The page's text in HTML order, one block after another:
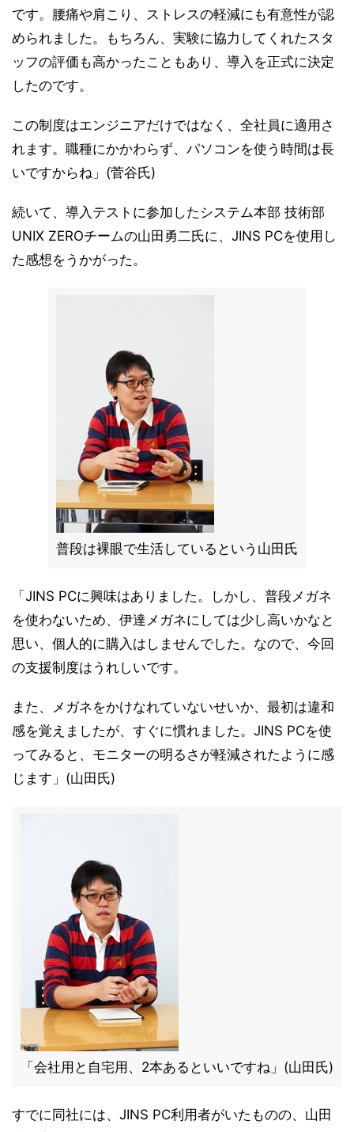
です。腰痛や肩こり、ストレスの軽減にも有意性が認
められました。もちろん、実験に協力してくれたスタ
ッフの評価も高かったこともあり、導入を正式に決定
したのです。
この制度はエンジニアだけではなく、全社員に適用さ
れます。職種にかかわらず、パソコンを使う時間は長
いですからね」(菅谷氏)
続いて、導入テストに参加したシステム本部 技術部
UNIX ZEROチームの山田勇二氏に、JINS PCを使用し
た感想をうかがった。
普段は裸眼で生活しているという山田氏
「JINS PCに興味はありました。しかし、普段メガネ
を使わないため、伊達メガネにしては少し高いかなと
思い、個人的に購入はしませんでした。なので、今回
の支援制度はうれしいです。
また、メガネをかけなれていないせいか、最初は違和
感を覚えましたが、すぐに慣れました。JINS PCを使
ってみると、モニターの明るさが軽減されたように感
じます」(山田氏)
「会社用と自宅用、2本あるといいですね」(山田氏)
すでに同社には、JINS PC利用者がいたものの、山田